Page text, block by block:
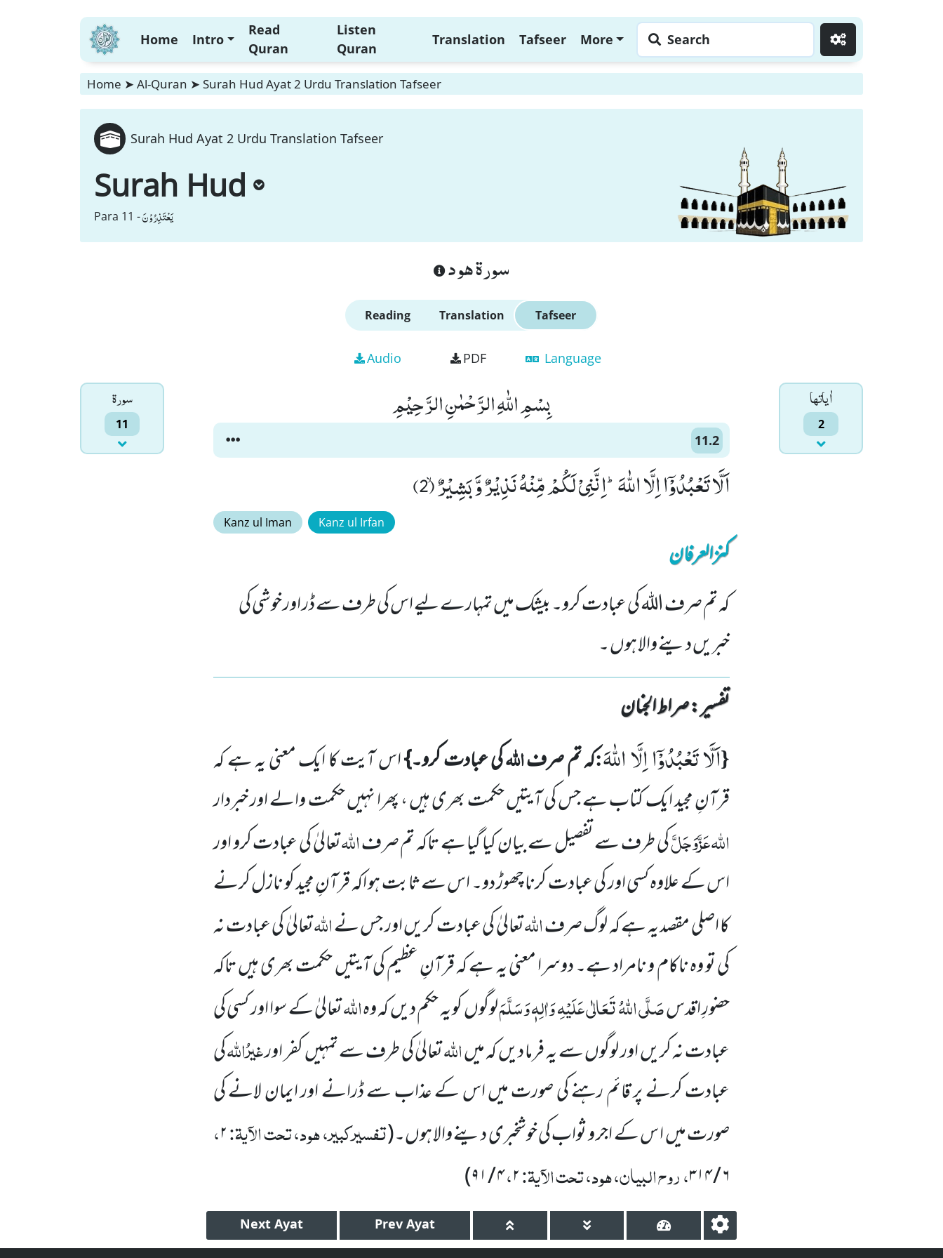
Home Intro
Read
Quran
Listen
Quran
Translation Tafseer More Search
Home ➤ Al-Quran ➤ Surah Hud Ayat 2 Urdu Translation Tafseer
Surah Hud Ayat 2 Urdu Translation Tafseer
Surah Hud
Para 11 -یَعْتَذِرُوْنَ
سورة هود
Reading Translation Tafseer
Audio PDF Language
سورۃ
11
اٰياتها
2
بِسْمِ اللّٰهِ الرَّحْمٰنِ الرَّحِیْمِ
11.2
اَلَّا تَعْبُدُوْۤا اِلَّا اللّٰهَؕ-اِنَّنِیْ لَكُمْ مِّنْهُ نَذِیْرٌ وَّ بَشِیْرٌۙ (2)
Kanz ul Iman Kanz ul Irfan
کنزالعرفان
کہ تم صرف اللہ کی عبادت کرو۔ بیشک میں تمہارے لیے اس کی طرف سے ڈر اور خوشی کی
خبریں دینے والا ہوں ۔
تفسیر : ‎صراط الجنان
{اَلَّا تَعْبُدُوْۤا اِلَّا اللّٰهَ:کہ تم صرفاللہکی عبادت کرو۔}اس آیت کا ایک معنی یہ ہے کہ
قرآنِ مجید ایک کتاب ہے جسکی آیتیں حکمت بھری ہیں ، پھرا نہیں حکمت والے اور خبردار
اللہعَزَّوَجَلَّکی طرف سے تفصیل سے بیان کیا گیا ہے تاکہ تم صرفاللہتعالیٰ کی عبادت کرو اور
اس کے علاوہ کسی اور کی عبادت کرنا چھوڑ دو۔ اس سے ثابت ہو اکہ قرآنِ مجید کو نازلکرنے
کا اصلی مقصد یہ ہے کہ لوگ صرفاللہتعالیٰ کی عبادت کریں اور جس نےاللہتعالیٰ کی عبادت نہ
کی تو وہ ناکام و نامرادہے۔ دوسرا معنی یہ ہے کہ قرآنِ عظیم کی آیتیں حکمت بھری ہیںتاکہ
حضورِ اقدسصَلَّی اللہُ تَعَالٰی عَلَیْہِ وَاٰلِہٖ وَسَلَّمَلوگوں کو یہ حکمدیں کہ وہاللہتعالیٰ کے سوا اور کسی کی
عبادت نہ کریں اور لوگوں سے یہ فرما دیں کہ میںاللہتعالیٰ کی طرف سے تمہیں کفراورغیرُاللہکی
عبادت کرنے پر قائم رہنے کی صورت میں اس کے عذاب سے ڈرانے اور ایمان لانے کی
صورت میں ا س کےاجر و ثواب کی خوشخبری دینے والا ہوں۔(تفسیرکبیر، ہود، تحت الآیۃ:۲،
۶/۳۱۴، روح البیان، ہود، تحت الآیۃ:۲،۴/۹۱)
Next Ayat Prev Ayat